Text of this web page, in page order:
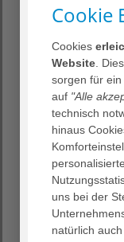
Waldstraße 5/
T (06226) 97 27
- 105
info.gbm@
Sprechzeiten
Montag bis
und
und nach
Karte Anfahrt
Cookie
Cookies
Website .
sorgen für
auf "Alle
technisch
hinaus
uns bei der
natürlich